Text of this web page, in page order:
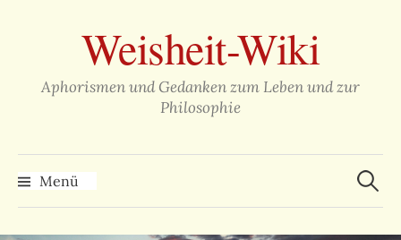
überspringenWeisheit-Wiki
Aphorismen und Gedanken zum Leben und zur
Philosophie
Menü
Suchen
nach: